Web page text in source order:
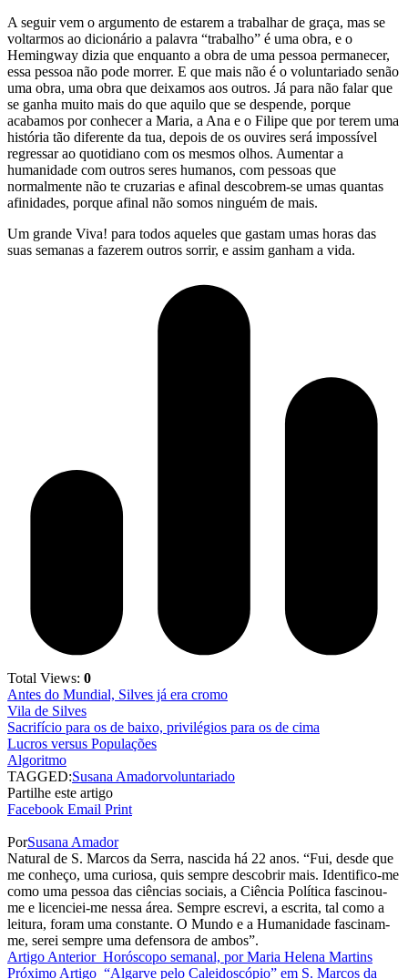
A seguir vem o argumento de estarem a trabalhar de graça, mas se
voltarmos ao dicionário a palavra “trabalho” é uma obra, e o
Hemingway dizia que enquanto a obra de uma pessoa permanecer,
essa pessoa não pode morrer. E que mais não é o voluntariado senão
uma obra, uma obra que deixamos aos outros. Já para não falar que
se ganha muito mais do que aquilo que se despende, porque
acabamos por conhecer a Maria, a Ana e o Filipe que por terem uma
história tão diferente da tua, depois de os ouvires será impossível
regressar ao quotidiano com os mesmos olhos. Aumentar a
humanidade com outros seres humanos, com pessoas que
normalmente não te cruzarias e afinal descobrem-se umas quantas
afinidades, porque afinal não somos ninguém de mais.
Um grande Viva! para todos aqueles que gastam umas horas das
suas semanas a fazerem outros sorrir, e assim ganham a vida.
Total Views: 0
Antes do Mundial, Silves já era cromo
Vila de Silves
Sacrifício para os de baixo, privilégios para os de cima
Lucros versus Populações
Algoritmo
TAGGED:Susana Amadorvoluntariado
Partilhe este artigo
Facebook Email Print
PorSusana Amador
Natural de S. Marcos da Serra, nascida há 22 anos. “Fui, desde que
me conheço, uma curiosa, quis sempre descobrir mais. Identifico-me
como uma pessoa das ciências sociais, a Ciência Política fascinou-
me e licenciei-me nessa área. Sempre escrevi, a escrita, tal como a
leitura, foram uma constante. O Mundo e a Humanidade fascinam-
me, serei sempre uma defensora de ambos”.
Artigo Anterior Horóscopo semanal, por Maria Helena Martins
Próximo Artigo “Algarve pelo Caleidoscópio” em S. Marcos da